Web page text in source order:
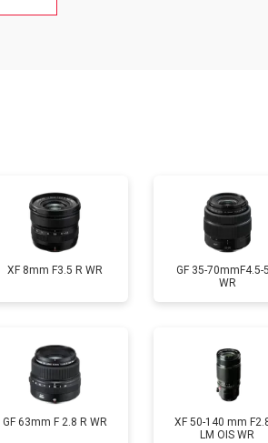
XF 8mm F3.5 R WR
GF 35-70mmF4.5-
WR
GF 63mm F 2.8 R WR
XF 50-140 mm
LM OIS WR